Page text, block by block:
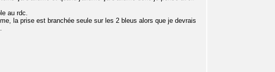
au rdc.
la prise est branchée seule sur les 2 bleus alors que je devrais